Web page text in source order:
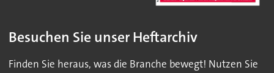
Besuchen Sie unser Heftarchiv
Finden Sie heraus, was die Branche bewegt! Nutzen Sie